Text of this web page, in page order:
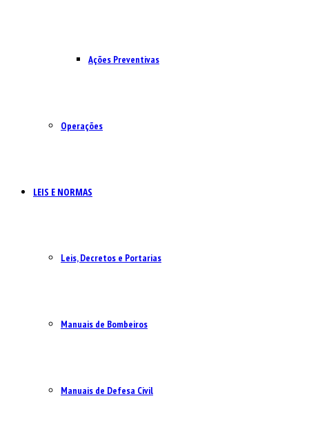
Ações Preventivas
Operações
LEIS E NORMAS
Leis, Decretos e Portarias
Manuais de Bombeiros
Manuais de Defesa Civil